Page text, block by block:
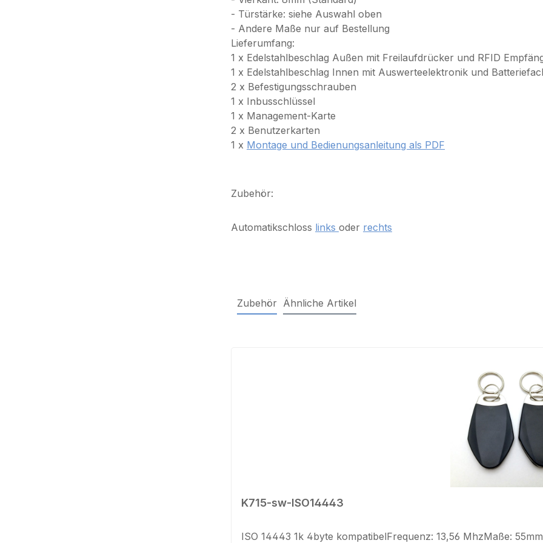
- Türstärke: siehe Auswahl oben
- Andere Maße nur auf Bestellung
Lieferumfang:
1 x Edelstahlbeschlag Außen mit Freilaufdrücker und RFID
1 x Edelstahlbeschlag Innen mit Auswerteelektronik und
2 x Befestigungsschrauben
1 x Inbusschlüssel
1 x Management-Karte
2 x Benutzerkarten
1 x Montage und Bedienungsanleitung als PDF
Zubehör:
Automatikschloss links oder rechts
Zubehör Ähnliche Artikel
K715-sw-ISO14443
ISO 14443 1k 4byte kompatibelFrequenz: 13,56 MhzMaße: